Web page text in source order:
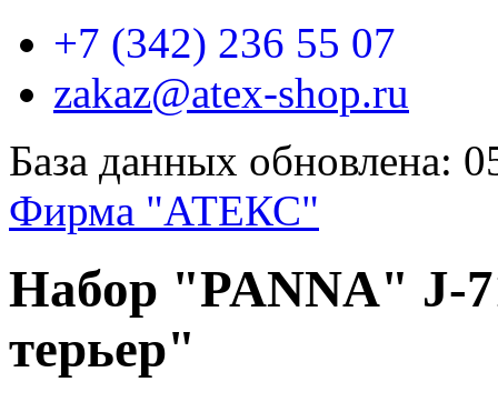
+7 (342) 236 55 07
zakaz@atex-shop.ru
База данных обновлена:
Фирма "АТЕКС"
Набор "PANNA" J-
терьер"